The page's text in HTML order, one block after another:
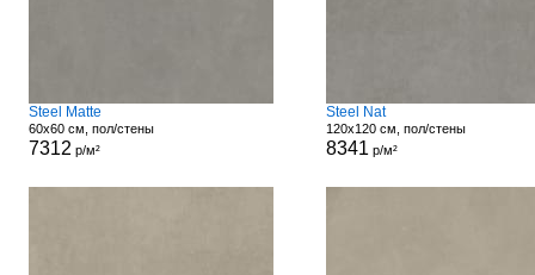
Steel Matte
60x60 см, пол/стены
7312 р/м²
Steel Nat
120x120 см, пол/стены
8341 р/м²